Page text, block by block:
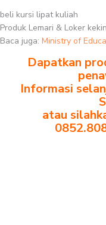
beli kursi lipat kuliah
Produk Lemari & Loker
Baca juga: Ministry of
Dapatkan
Informasi
atau